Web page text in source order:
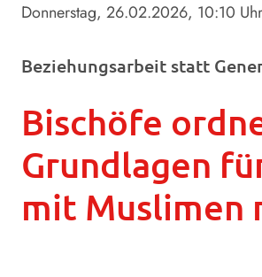
Donnerstag, 26.02.2026, 10:10 Uhr
Beziehungsarbeit statt
Bischöfe
Grundlagen
mit Muslimen